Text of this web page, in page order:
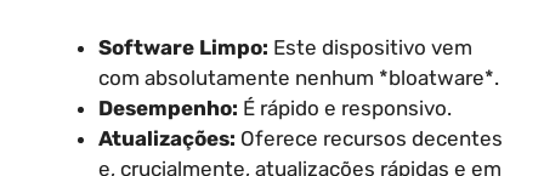
Software Limpo: Este dispositivo vem
com absolutamente nenhum *bloatware*.
Desempenho: É rápido e responsivo.
Atualizações: Oferece recursos decentes
e, crucialmente, atualizações rápidas e em